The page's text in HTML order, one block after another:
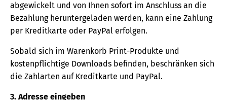
abgewickelt und von Ihnen sofort im Anschluss an die
Bezahlung heruntergeladen werden, kann eine Zahlung
per Kreditkarte oder PayPal erfolgen.
Sobald sich im Warenkorb Print-Produkte und
kostenpflichtige Downloads befinden, beschränken sich
die Zahlarten auf Kreditkarte und PayPal.
3. Adresse eingeben